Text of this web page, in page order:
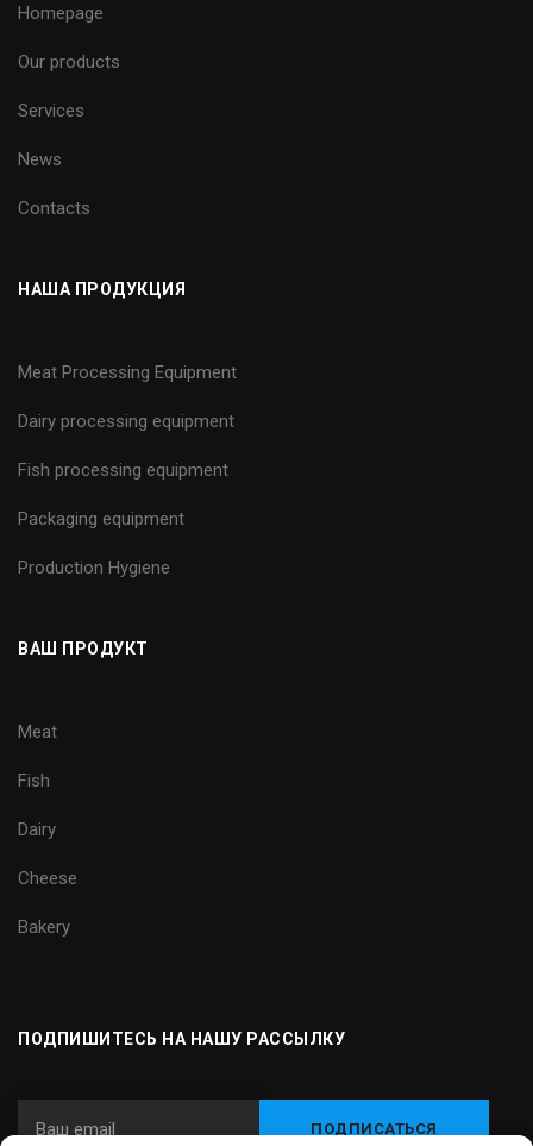
Homepage
Our products
Services
News
Contacts
НАША ПРОДУКЦИЯ
Meat Processing Equipment
Dairy processing equipment
Fish processing equipment
Packaging equipment
Production Hygiene
ВАШ ПРОДУКТ
Meat
Fish
Dairy
Cheese
Bakery
ПОДПИШИТЕСЬ НА НАШУ РАССЫЛКУ